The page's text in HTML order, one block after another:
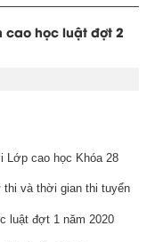
cao học luật đợt 2
Lớp cao học Khóa 28
thi và thời gian thi tuyển
luật đợt 1 năm 2020